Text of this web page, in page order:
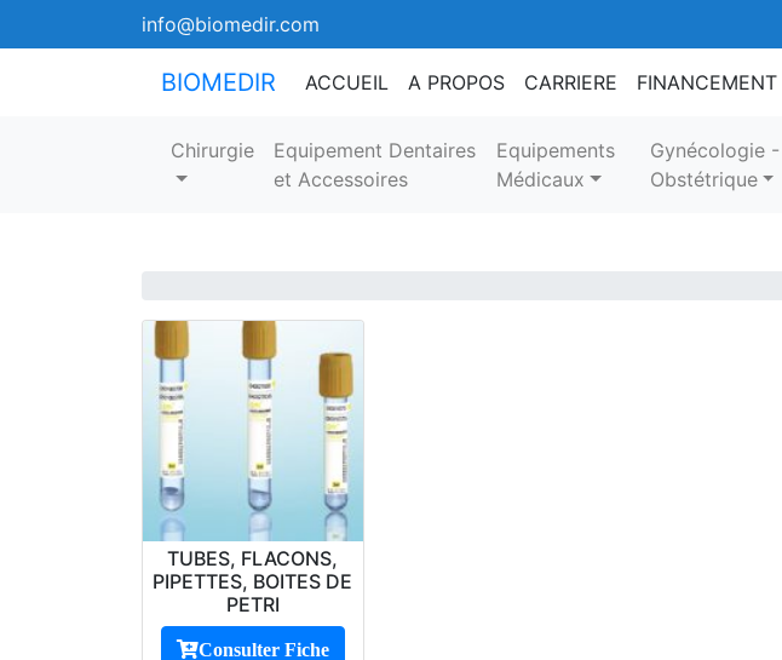
info@biomedir.com
BIOMEDIR ACCUEIL A PROPOS CARRIERE FINANCEMENT
Chirurgie
Equipement Dentaires
et Accessoires
Equipements
Médicaux
Gynécologie -
Obstétrique
TUBES, FLACONS,
PIPETTES, BOITES DE
PETRI
Consulter Fiche